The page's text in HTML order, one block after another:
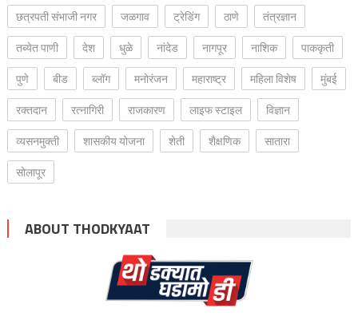
छत्रपती संभाजी नगर
जळगाव ट्रेडिंग ठाणे
तंत्रज्ञान
तब्येत पाणी
देश धुळे नांदेड नागपूर नाशिक
पाककृती
पुणे
बीड ब्लॉग मनोरंजन महाराष्ट्र महिला विशेष
मुंबई
रक्‍तदान
रत्नागिरी राजकारण लाइफ स्टाइल
विज्ञान
व्यसनमुक्ती
शासकीय योजना शेती शैक्षणिक
सातारा
सोलापूर
ABOUT THODKYAAT